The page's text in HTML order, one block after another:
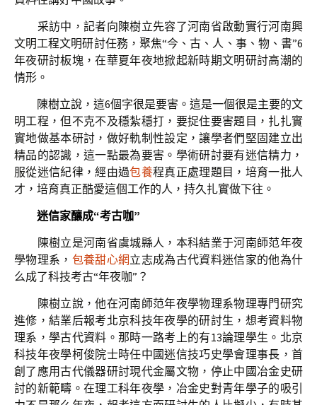
采訪中，記者向陳樹立先容了河南省啟動實行河南興
文明工程文明研討任務，聚焦“今、古、人、事、物、書”6
年夜研討板塊，在華夏年夜地掀起新時期文明研討高潮的
情形。
陳樹立說，這6個字很是要害。這是一個很是主要的文
明工程，但不克不及穩紮穩打，要捉住要害題目，扎扎實
實地做基本研討，做好軌制性設定，讓學者們堅固建立出
精品的認識，這一點最為要害。學術研討要有迷信精力，
服從迷信紀律，經由過包養程真正處理題目，培育一批人
才，培育真正酷愛這個工作的人，持久扎實做下往。
迷信家釀成“考古咖”
陳樹立是河南省虞城縣人，本科結業于河南師范年夜
學物理系， 包養甜心網立志成為古代資料迷信家的他為什
么成了科技考古“年夜咖”？
陳樹立說，他在河南師范年夜學物理系物理專門研究
進修，結業后報考北京科技年夜學的研討生，想考資料物
理系，學古代資料。那時一路考上的有13論理學生。北京
科技年夜學柯俊院士時任中國迷信技巧史學會理事長，首
創了應用古代儀器研討現代金屬文物，停止中國冶金史研
討的新範疇。在理工科年夜學，冶金史對青年學子的吸引